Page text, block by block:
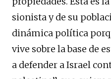
sionista y de su
dinámica política
vive sobre la base de
a defender a Israel